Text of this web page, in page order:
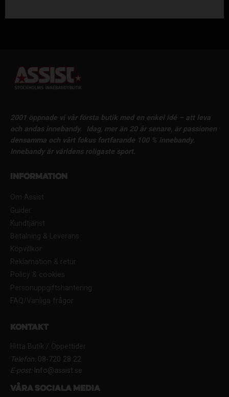
2001 öppnade vi vår första butik med en enkel idé – att leva
och andas innebandy.
Idag, mer än 20 år senare, är passionen
densamma och vårt fokus fortfarande 100 % innebandy.
Innebandy är världens roligaste sport.
Information
Om Assist
Guider
Kundtjänst
Betalning & Leverans
Köpvillkor
Reklamation & retur
Policy & cookies
Personuppgiftshantering
FAQ/Vanliga frågor
Kontakt
Hitta Butik / Öppettider
Telefon:08-720 28 22
E-post:Info@assist.se
Våra sociala media